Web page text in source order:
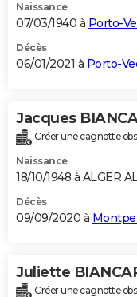
Naissance
07/03/1940 à Porto-
Décès
06/01/2021 à Porto-
Jacques
Créer une cagnotte
Naissance
18/10/1948 à ALGER
Décès
09/09/2020 à
Juliette
Créer une cagnotte